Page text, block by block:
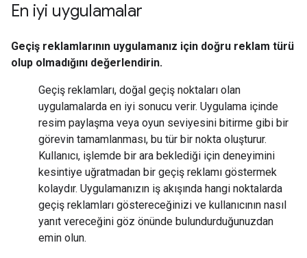
En iyi uygulamalar
Geçiş reklamlarının uygulamanız için doğru reklam türü
olup olmadığını değerlendirin.
Geçiş reklamları, doğal geçiş noktaları olan
uygulamalarda en iyi sonucu verir. Uygulama içinde
resim paylaşma veya oyun seviyesini bitirme gibi bir
görevin tamamlanması, bu tür bir nokta oluşturur.
Kullanıcı, işlemde bir ara beklediği için deneyimini
kesintiye uğratmadan bir geçiş reklamı göstermek
kolaydır. Uygulamanızın iş akışında hangi noktalarda
geçiş reklamları göstereceğinizi ve kullanıcının nasıl
yanıt vereceğini göz önünde bulundurduğunuzdan
emin olun.